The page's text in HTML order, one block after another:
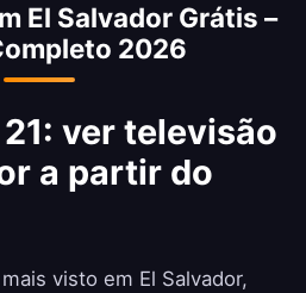
El Salvador Grátis –
2026
ver televisão
a partir do
visto em El Salvador,